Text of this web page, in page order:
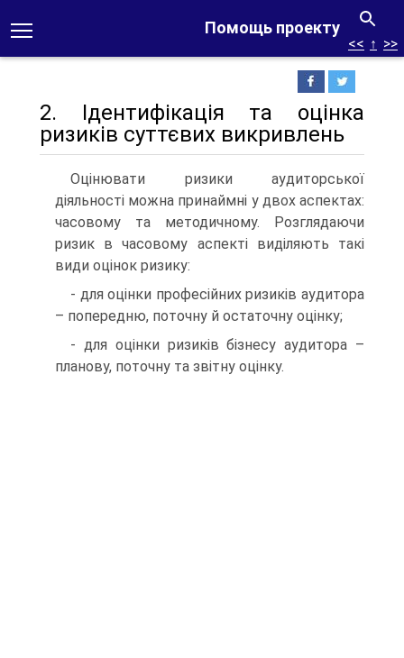
Помощь проекту
<< ↑ >>
2. Ідентифікація та оцінка
ризиків суттєвих викривлень
Оцінювати ризики аудиторської
діяльності можна принаймні у двох аспектах:
часовому та методичному. Розглядаючи
ризик в часовому аспекті виділяють такі
види оцінок ризику:
- для оцінки професійних ризиків аудитора
– попередню, поточну й остаточну оцінку;
- для оцінки ризиків бізнесу аудитора –
планову, поточну та звітну оцінку.